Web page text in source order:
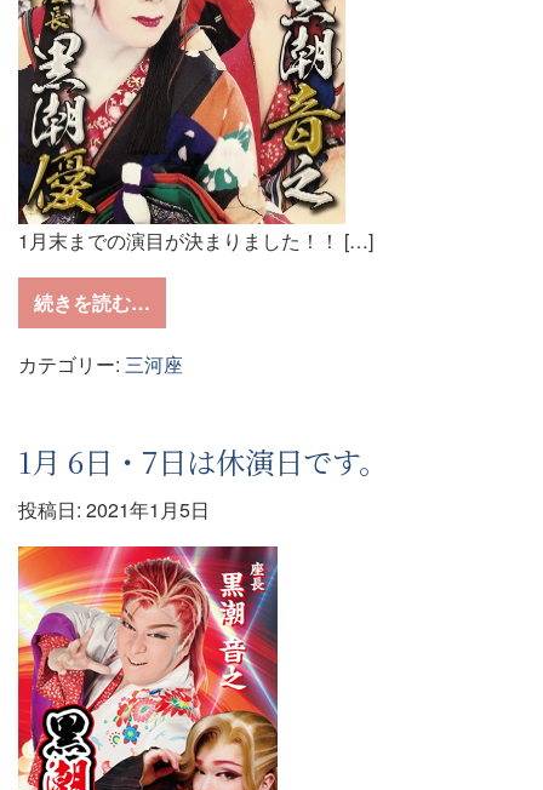
1月末までの演目が決まりました！！ […]
続きを読む…
カテゴリー: 三河座
1月 6日・7日は休演日です。
投稿日: 2021年1月5日